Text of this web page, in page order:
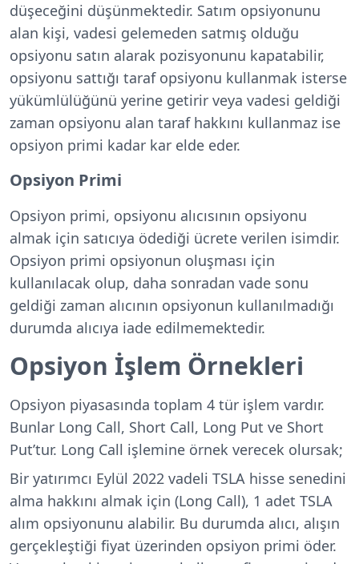
düşeceğini düşünmektedir. Satım opsiyonunu
alan kişi, vadesi gelemeden satmış olduğu
opsiyonu satın alarak pozisyonunu kapatabilir,
opsiyonu sattığı taraf opsiyonu kullanmak isterse
yükümlülüğünü yerine getirir veya vadesi geldiği
zaman opsiyonu alan taraf hakkını kullanmaz ise
opsiyon primi kadar kar elde eder.
Opsiyon Primi
Opsiyon primi, opsiyonu alıcısının opsiyonu
almak için satıcıya ödediği ücrete verilen isimdir.
Opsiyon primi opsiyonun oluşması için
kullanılacak olup, daha sonradan vade sonu
geldiği zaman alıcının opsiyonun kullanılmadığı
durumda alıcıya iade edilmemektedir.
Opsiyon İşlem Örnekleri
Opsiyon piyasasında toplam 4 tür işlem vardır.
Bunlar Long Call, Short Call, Long Put ve Short
Put’tur. Long Call işlemine örnek verecek olursak;
Bir yatırımcı Eylül 2022 vadeli TSLA hisse senedini
alma hakkını almak için (Long Call), 1 adet TSLA
alım opsiyonunu alabilir. Bu durumda alıcı, alışın
gerçekleştiği fiyat üzerinden opsiyon primi öder.